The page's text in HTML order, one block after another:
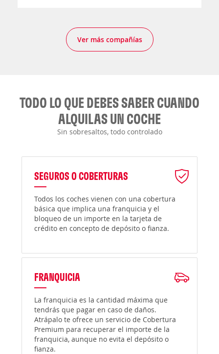
Ver más compañías
TODO LO QUE DEBES SABER CUANDO
ALQUILAS UN COCHE
Sin sobresaltos, todo controlado
SEGUROS O COBERTURAS
Todos los coches vienen con una cobertura
básica que implica una franquicia y el
bloqueo de un importe en la tarjeta de
crédito en concepto de depósito o fianza.
FRANQUICIA
La franquicia es la cantidad máxima que
tendrás que pagar en caso de daños.
Atrápalo te ofrece un servicio de Cobertura
Premium para recuperar el importe de la
franquicia, aunque no evita el depósito o
fianza.